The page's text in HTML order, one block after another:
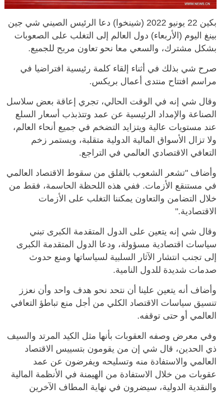
بكين 22 يونيو 2022 (شينخوا) دعا الرئيس الصيني شي جين
بينغ اليوم (الأربعاء) دول العالم إلى التغلب على الصعوبات
بشكل مشترك، والسعي معا نحو تعاون مربح للجميع.
صرح شي بذلك في أثناء إلقاء كلمة رئيسية افتراضيا في
مراسم افتتاح منتدى أعمال بريكس.
وقال شي إنه في الوقت الحالي، تجري إعاقة بعض سلاسل
الصناعة والإمداد الرئيسية عن عمد وتتذبذب أسعار السلع
عند مستويات عالية ويتزايد التضخم في جميع أنحاء العالم،
ولا تزال الأسواق المالية الدولية متقلبة، ويستمر زخم
التعافي الاقتصادي العالمي في التراجع.
وأضاف "تشعر الشعوب بالقلق من سقوط الاقتصاد العالمي
في مستنقع الأزمات. ففي هذه اللحظة الحاسمة، فقط من
خلال التضامن والتعاون يمكننا التغلب على الأزمات
الاقتصادية."
وقال شي إنه يتعين على الدول المتقدمة الكبرى تبني
سياسات اقتصادية مسؤولة، ودعا الدول المتقدمة الكبرى
إلى تجنب انتشار الآثار السلبية لسياساتها ومنع حدوث
صدمات شديدة للدول النامية.
وأضاف أنه يتعين علينا أن نتحد نحو هدف واحد وأن نعزز
تنسيق سياسات الاقتصاد الكلي من أجل منع تباطؤ التعافي
العالمي أو حتى توقفه.
وفي معرض وصفه العقوبات بأنها مثل الكيد المرتد والسيف
ذي الحدين، قال شي إن من يقومون بتسييس الاقتصاد
العالمي والاستفادة منه وتسليحه ويفرضون عن عمد
عقوبات من خلال الاستفادة من الهيمنة في الأنظمة المالية
والنقدية الدولية، سيضرون في نهاية المطاف الآخرين